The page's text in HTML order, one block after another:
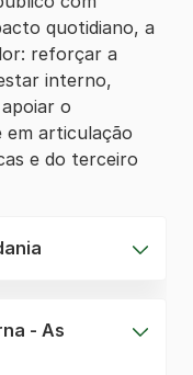
quotidiano, a
reforçar a
interno,
o
em articulação
e do terceiro
- As